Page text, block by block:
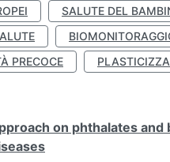
SALUTE DEL
PRECOCE
on phthalates